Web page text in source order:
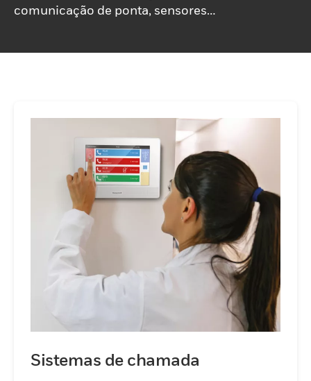
comunicação de ponta, sensores
de saúde que proporcionam desempenho
superior e valor económico às instituições
de saúde em todo o mundo.
Sistemas de chamada